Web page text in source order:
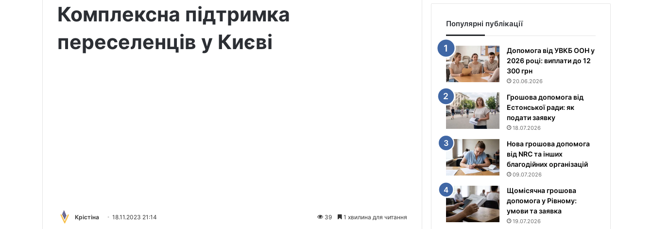
Комплексна підтримка
переселенців у Києві
Крістіна 18.11.2023 21:14 39 1 хвилина для читання
Популярні публікації
Допомога від УВКБ ООН у
2026 році: виплати до 12
300 грн
20.06.2026
Грошова допомога від
Естонської ради: як
подати заявку
18.07.2026
Нова грошова допомога
від NRC та інших
благодійних організацій
09.07.2026
Щомісячна грошова
допомога у Рівному:
умови та заявка
19.07.2026